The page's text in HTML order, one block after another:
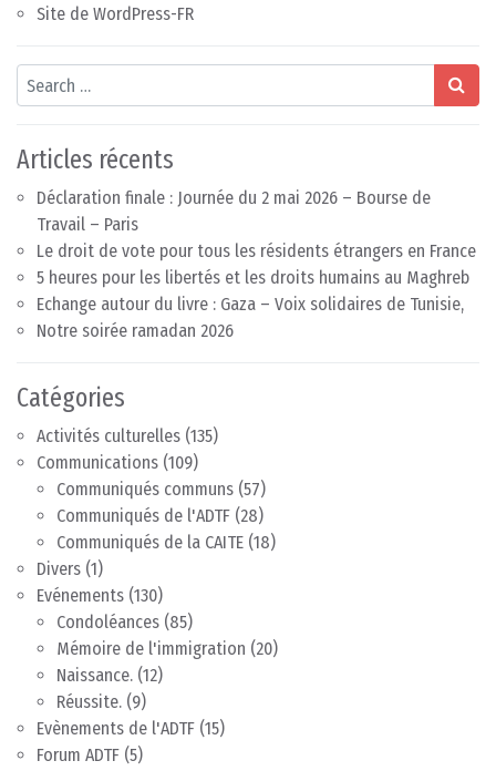
Site de WordPress-FR
Search
Articles récents
Déclaration finale : Journée du 2 mai 2026 – Bourse de
Travail – Paris
Le droit de vote pour tous les résidents étrangers en France
5 heures pour les libertés et les droits humains au Maghreb
Echange autour du livre : Gaza – Voix solidaires de Tunisie,
Notre soirée ramadan 2026
Catégories
Activités culturelles (135)
Communications (109)
Communiqués communs (57)
Communiqués de l'ADTF (28)
Communiqués de la CAITE (18)
Divers (1)
Evénements (130)
Condoléances (85)
Mémoire de l'immigration (20)
Naissance. (12)
Réussite. (9)
Evènements de l'ADTF (15)
Forum ADTF (5)